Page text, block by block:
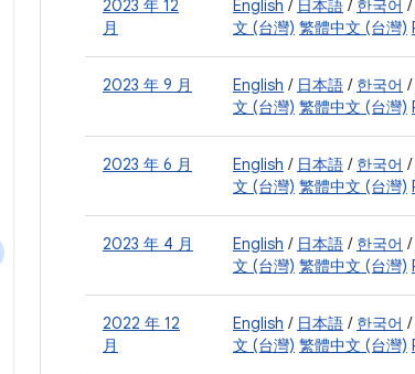
2023 年 12
月
English / 日本語 / 한국어 /
文 (台灣) 繁體中文 (台灣)
2023 年 9 月 English / 日本語 / 한국어 /
文 (台灣) 繁體中文 (台灣)
2023 年 6 月 English / 日本語 / 한국어 /
文 (台灣) 繁體中文 (台灣)
2023 年 4 月 English / 日本語 / 한국어 /
文 (台灣) 繁體中文 (台灣)
2022 年 12
月
English / 日本語 / 한국어 /
文 (台灣) 繁體中文 (台灣)